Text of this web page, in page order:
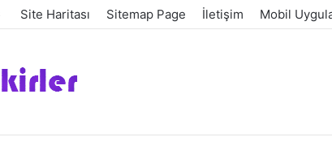
Site Haritası Sitemap Page İletişim Mobil